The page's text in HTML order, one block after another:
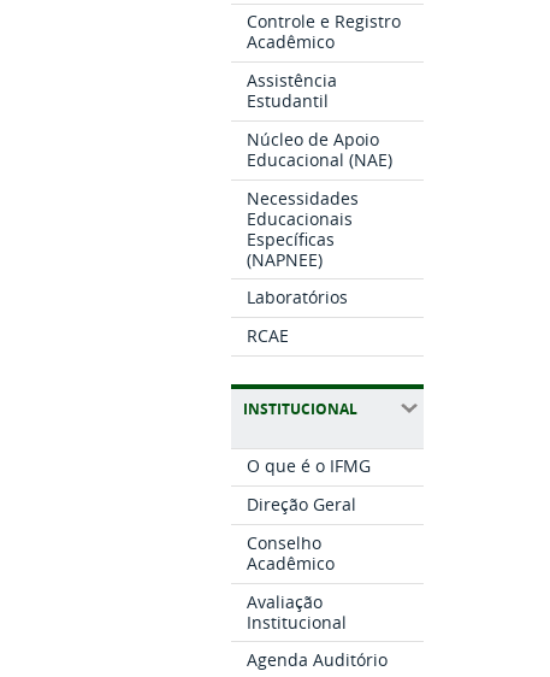
Controle e Registro
Acadêmico
Assistência
Estudantil
Núcleo de Apoio
Educacional (NAE)
Necessidades
Educacionais
Específicas
(NAPNEE)
Laboratórios
RCAE
INSTITUCIONAL
O que é o IFMG
Direção Geral
Conselho
Acadêmico
Avaliação
Institucional
Agenda Auditório